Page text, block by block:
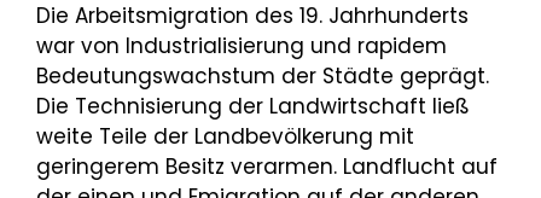
Die Arbeitsmigration des 19. Jahrhunderts
war von Industrialisierung und rapidem
Bedeutungswachstum der Städte geprägt.
Die Technisierung der Landwirtschaft ließ
weite Teile der Landbevölkerung mit
geringerem Besitz verarmen. Landflucht auf